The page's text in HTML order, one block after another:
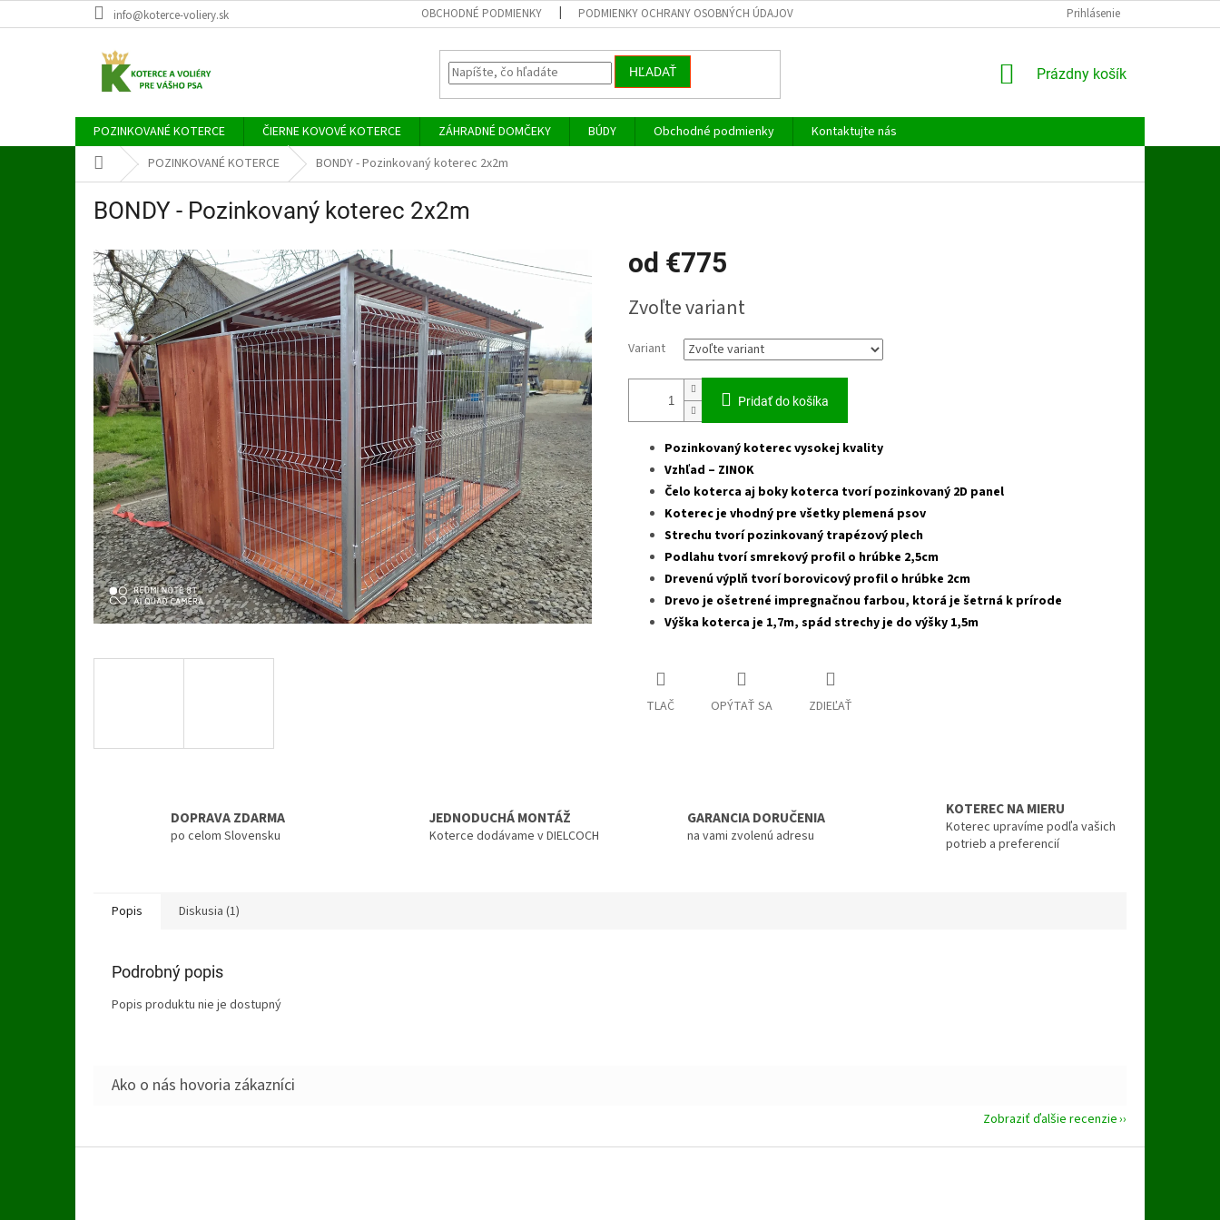
na
info@koterce-voliery.sk OBCHODNÉ PODMIENKY PODMIENKY OCHRANY OSOBNÝCH ÚDAJOV Prihlásenie
HĽADAŤ
NÁKUPNÝ
Prázdny košík
POZINKOVANÉ KOTERCE ČIERNE KOVOVÉ KOTERCE ZÁHRADNÉ DOMČEKY BÚDY Obchodné podmienky
Kontaktujte nás
DomovPOZINKOVANÉ KOTERCE BONDY - Pozinkovaný koterec 2x2m
BONDY - Pozinkovaný koterec 2x2m
od €775
cena:
Zvoľte variant
Variant
Pridať do košíka
Pozinkovaný koterec vysokej kvality
Vzhľad – ZINOK
Čelo koterca aj boky koterca tvorí pozinkovaný 2D panel
Koterec je vhodný pre všetky plemená psov
Strechu tvorí pozinkovaný trapézový plech
Podlahu tvorí smrekový profil o hrúbke 2,5cm
Drevenú výplň tvorí borovicový profil o hrúbke 2cm
Drevo je ošetrené impregnačnou farbou, ktorá je šetrná k prírode
Výška koterca je 1,7m, spád strechy je do výšky 1,5m
TLAČ OPÝTAŤ SA ZDIEĽAŤ
DOPRAVA ZDARMA
po celom Slovensku
JEDNODUCHÁ MONTÁŽ
Koterce dodávame v DIELCOCH
GARANCIA DORUČENIA
na vami zvolenú adresu
KOTEREC NA MIERU
Koterec upravíme podľa vašich
potrieb a preferencií
Popis Diskusia (1)
Podrobný popis
Popis produktu nie je dostupný
Zobraziť ďalšie recenzie